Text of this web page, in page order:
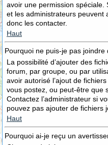
avoir une permission
et les administrateurs peuvent
donc les contacter.
Haut
Pourquoi ne puis-je pas
La possibilité d’ajouter des
forum, par groupe, ou par
avoir autorisé l’ajout de
vous postez, ou peut-être que
Contactez l’administrateur si
pouvez pas ajouter de fichiers
Haut
Pourquoi ai-je reçu un